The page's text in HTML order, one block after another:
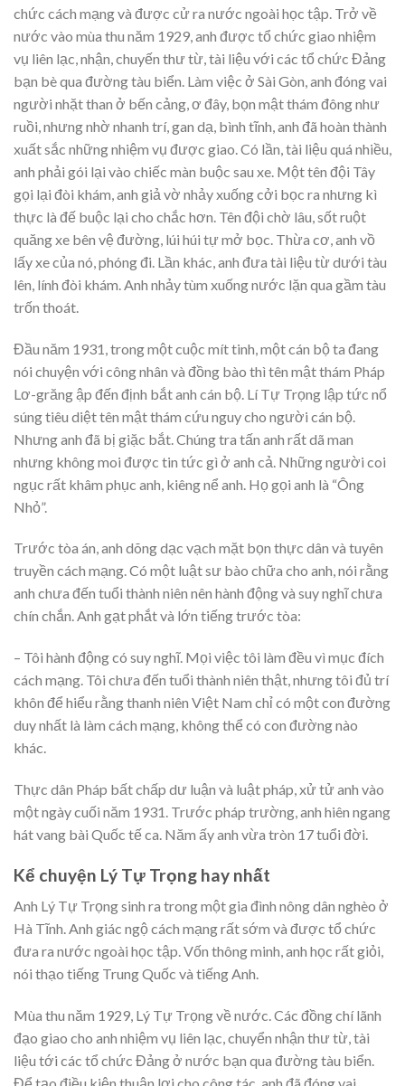
chức cách mạng và được cử ra nước ngoài học tập. Trở về
nước vào mùa thu năm 1929, anh được tổ chức giao nhiệm
vụ liên lạc, nhận, chuyến thư từ, tài liệu với các tổ chức Đảng
bạn bè qua đường tàu biển. Làm việc ở Sài Gòn, anh đóng vai
người nhặt than ở bến cảng, ơ đây, bọn mật thám đông như
ruồi, nhưng nhờ nhanh trí, gan dạ, bình tĩnh, anh đã hoàn thành
xuất sắc những nhiệm vụ được giao. Có lần, tài liệu quá nhiều,
anh phải gói lại vào chiếc màn buộc sau xe. Một tên đội Tây
gọi lại đòi khám, anh giả vờ nhảy xuống cởi bọc ra nhưng kì
thực là đế buộc lại cho chắc hơn. Tên đội chờ lâu, sốt ruột
quăng xe bên vệ đường, lúi húi tự mở bọc. Thừa cơ, anh vồ
lấy xe của nó, phóng đi. Lần khác, anh đưa tài liệu từ dưới tàu
lên, lính đòi khám. Anh nhảy tùm xuống nước lặn qua gầm tàu
trốn thoát.
Đầu năm 1931, trong một cuộc mít tinh, một cán bộ ta đang
nói chuyện với công nhân và đồng bào thì tên mật thám Pháp
Lơ-grăng ập đến định bắt anh cán bộ. Lí Tự Trọng lập tức nổ
súng tiêu diệt tên mật thám cứu nguy cho người cán bộ.
Nhưng anh đã bị giặc bắt. Chúng tra tấn anh rất dã man
nhưng không moi được tin tức gì ở anh cả. Những người coi
ngục rất khâm phục anh, kiêng nể anh. Họ gọi anh là “Ông
Nhỏ”.
Trước tòa án, anh dõng dạc vạch mặt bọn thực dân và tuyên
truyền cách mạng. Có một luật sư bào chữa cho anh, nói rằng
anh chưa đến tuổi thành niên nên hành động và suy nghĩ chưa
chín chắn. Anh gạt phắt và lớn tiếng trước tòa:
– Tôi hành động có suy nghĩ. Mọi việc tôi làm đều vì mục đích
cách mạng. Tôi chưa đến tuổi thành niên thật, nhưng tôi đủ trí
khôn để hiểu rằng thanh niên Việt Nam chỉ có một con đường
duy nhất là làm cách mạng, không thể có con đường nào
khác.
Thực dân Pháp bất chấp dư luận và luật pháp, xử tử anh vào
một ngày cuối năm 1931. Trước pháp trường, anh hiên ngang
hát vang bài Quốc tế ca. Năm ấy anh vừa tròn 17 tuổi đời.
Kể chuyện Lý Tự Trọng hay nhất
Anh Lý Tự Trọng sinh ra trong một gia đình nông dân nghèo ở
Hà Tĩnh. Anh giác ngộ cách mạng rất sớm và được tổ chức
đưa ra nước ngoài học tập. Vốn thông minh, anh học rất giỏi,
nói thạo tiếng Trung Quốc và tiếng Anh.
Mùa thu năm 1929, Lý Tự Trọng về nước. Các đồng chí lãnh
đạo giao cho anh nhiệm vụ liên lạc, chuyển nhận thư từ, tài
liệu tới các tổ chức Đảng ở nước bạn qua đường tàu biển.